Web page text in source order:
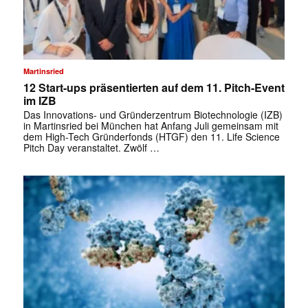
Martinsried
12 Start-ups präsentierten auf dem 11. Pitch-Event
im IZB
Das Innovations- und Gründerzentrum Biotechnologie (IZB)
in Martinsried bei München hat Anfang Juli gemeinsam mit
dem High-Tech Gründerfonds (HTGF) den 11. Life Science
Pitch Day veranstaltet. Zwölf …